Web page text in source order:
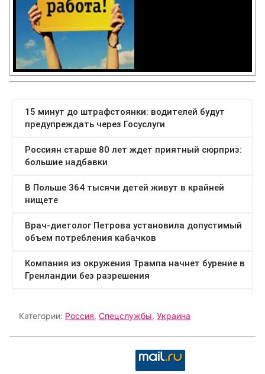
Категории: Россия, Спецслужбы, Украина